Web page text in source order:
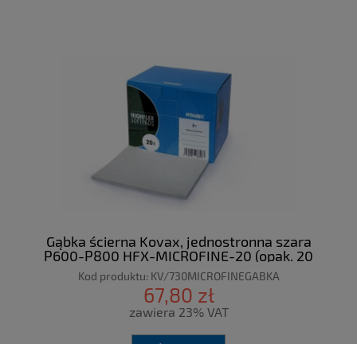
Gąbka ścierna Kovax, jednostronna szara
P600-P800 HFX-MICROFINE-20 (opak. 20
sztuk)
Kod produktu: KV/730MICROFINEGABKA
67,80 zł
zawiera 23% VAT